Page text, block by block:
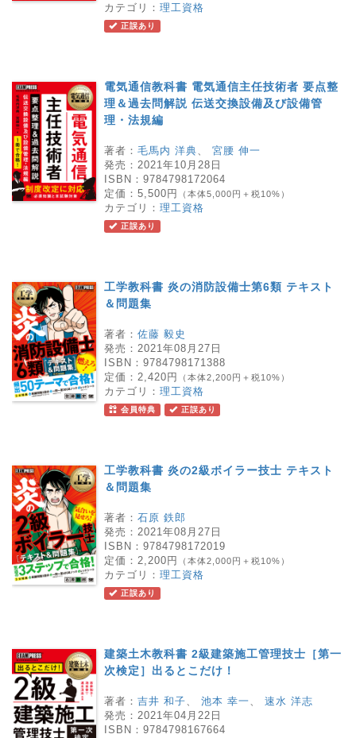
カテゴリ： 理工資格
正誤あり
電気通信教科書 電気通信主任技術者 要点整
理＆過去問解説 伝送交換設備及び設備管
理・法規編
著者： 毛馬内 洋典
宮腰 伸一
発売： 2021年10月28日
ISBN： 9784798172064
定価： 5,500円 （本体5,000円＋税10%）
カテゴリ： 理工資格
正誤あり
工学教科書 炎の消防設備士第6類 テキスト
＆問題集
著者： 佐藤 毅史
発売： 2021年08月27日
ISBN： 9784798171388
定価： 2,420円 （本体2,200円＋税10%）
カテゴリ： 理工資格
会員特典 正誤あり
工学教科書 炎の2級ボイラー技士 テキスト
＆問題集
著者： 石原 鉄郎
発売： 2021年08月27日
ISBN： 9784798172019
定価： 2,200円 （本体2,000円＋税10%）
カテゴリ： 理工資格
正誤あり
建築土木教科書 2級建築施工管理技士［第一
次検定］出るとこだけ！
著者： 吉井 和子 池本 幸一
速水 洋志
発売： 2021年04月22日
ISBN： 9784798167664